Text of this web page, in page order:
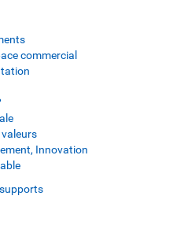
commercial
Innovation